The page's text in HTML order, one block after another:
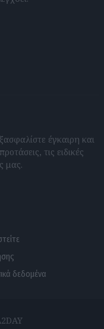
έγκαιρη και
τις ειδικές
μας.
δεδομένα